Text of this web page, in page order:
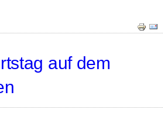
auf dem